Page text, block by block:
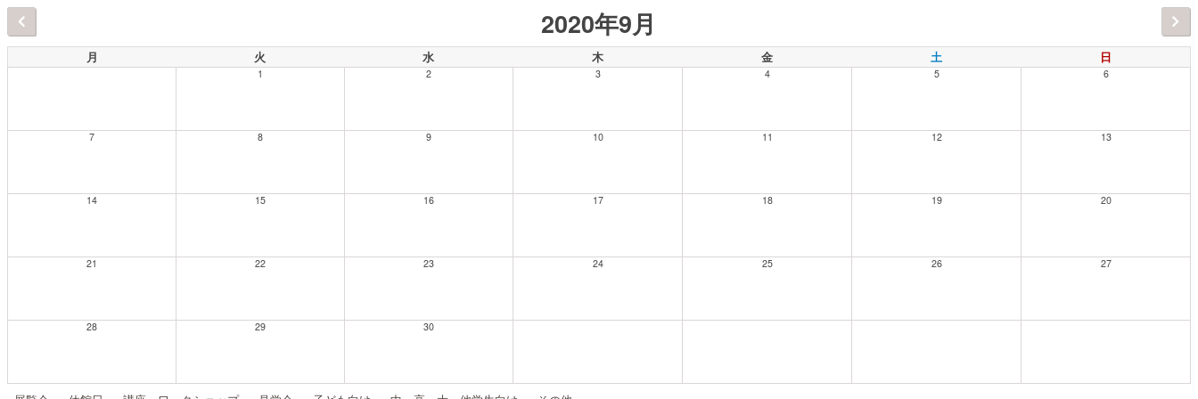
2020年9月
月 火 水 木 金 土 日
1 2 3 4 5 6
7 8 9 10 11 12 13
14 15 16 17 18 19 20
21 22 23 24 25 26 27
28 29 30